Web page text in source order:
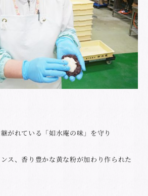
がれている「如水庵の味」を守り
ス、香り豊かな黄な粉が加わり作られた